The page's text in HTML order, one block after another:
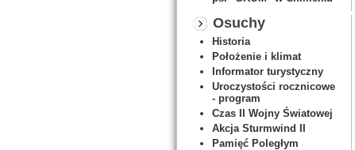
Osuchy
Historia
Położenie i klimat
Informator turystyczny
Uroczystości rocznicowe
- program
Czas II Wojny Światowej
Akcja Sturmwind II
Pamięć Poległym